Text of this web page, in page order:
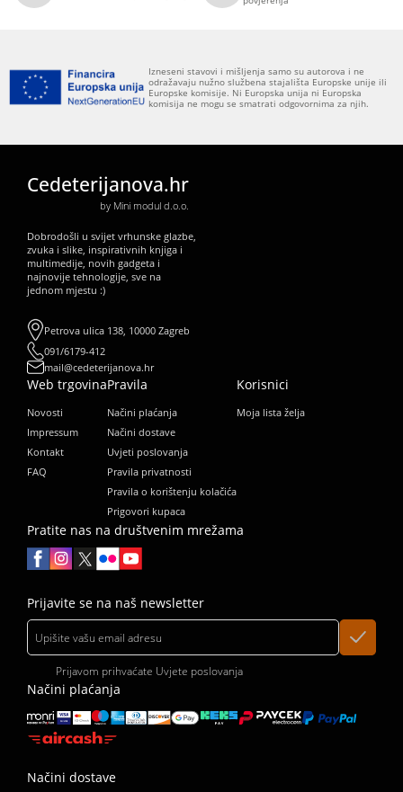
Izneseni stavovi i mišljenja samo su autorova i ne
odražavaju nužno službena stajališta Europske unije ili
Europske komisije. Ni Europska unija ni Europska
komisija ne mogu se smatrati odgovornima za njih.
Cedeterijanova.hr
by Mini modul d.o.o.
Dobrodošli u svijet vrhunske glazbe,
zvuka i slike, inspirativnih knjiga i
multimedije, novih gadgeta i
najnovije tehnologije, sve na
jednom mjestu :)
Petrova ulica 138, 10000 Zagreb
091/6179-412
mail@cedeterijanova.hr
Web trgovina
Novosti
Impressum
Kontakt
FAQ
Pravila
Načini plaćanja
Načini dostave
Uvjeti poslovanja
Pravila privatnosti
Pravila o korištenju kolačića
Prigovori kupaca
Korisnici
Moja lista želja
Prijavite se na naš newsletter
Prijavom prihvaćate Uvjete poslovanja
Pratite nas na društvenim mrežama
Načini plaćanja
Načini dostave